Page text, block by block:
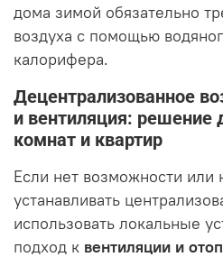
дома зимой обязательно
воздуха с помощью
калорифера.
Децентрализованное
и вентиляция: решение
комнат и квартир
Если нет возможности или
устанавливать
использовать локальные
подход к вентиляции и